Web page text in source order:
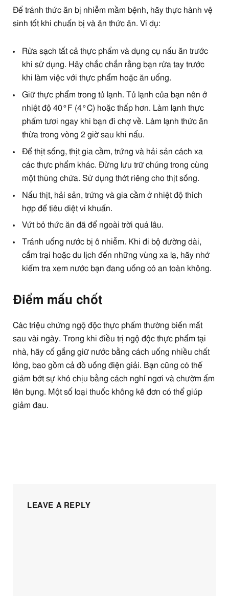
Để tránh thức ăn bị nhiễm mầm bệnh, hãy thực hành vệ
sinh tốt khi chuẩn bị và ăn thức ăn. Ví dụ:
Rửa sạch tất cả thực phẩm và dụng cụ nấu ăn trước
khi sử dụng. Hãy chắc chắn rằng bạn rửa tay trước
khi làm việc với thực phẩm hoặc ăn uống.
Giữ thực phẩm trong tủ lạnh. Tủ lạnh của bạn nên ở
nhiệt độ 40°F (4°C) hoặc thấp hơn. Làm lạnh thực
phẩm tươi ngay khi bạn đi chợ về. Làm lạnh thức ăn
thừa trong vòng 2 giờ sau khi nấu.
Để thịt sống, thịt gia cầm, trứng và hải sản cách xa
các thực phẩm khác. Đừng lưu trữ chúng trong cùng
một thùng chứa. Sử dụng thớt riêng cho thịt sống.
Nấu thịt, hải sản, trứng và gia cầm ở nhiệt độ thích
hợp để tiêu diệt vi khuẩn.
Vứt bỏ thức ăn đã để ngoài trời quá lâu.
Tránh uống nước bị ô nhiễm. Khi đi bộ đường dài,
cắm trại hoặc du lịch đến những vùng xa lạ, hãy nhớ
kiểm tra xem nước bạn đang uống có an toàn không.
Điểm mấu chốt
Các triệu chứng ngộ độc thực phẩm thường biến mất
sau vài ngày. Trong khi điều trị ngộ độc thực phẩm tại
nhà, hãy cố gắng giữ nước bằng cách uống nhiều chất
lỏng, bao gồm cả đồ uống điện giải. Bạn cũng có thể
giảm bớt sự khó chịu bằng cách nghỉ ngơi và chườm ấm
lên bụng. Một số loại thuốc không kê đơn có thể giúp
giảm đau.
LEAVE A REPLY